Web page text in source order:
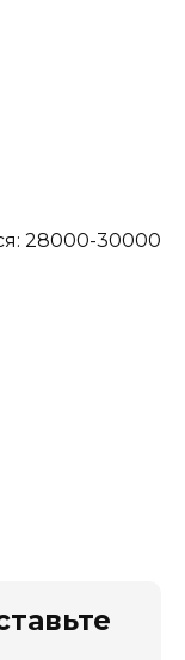
28000-30000